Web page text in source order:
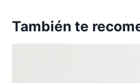
También te